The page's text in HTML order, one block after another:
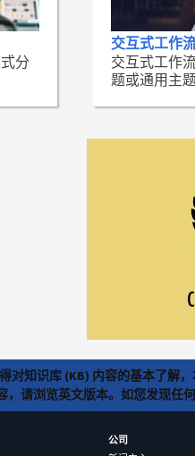
分
交互式工作
交互式工作
题或通用主
对知识库 (KB) 内容的基本了解
，请浏览英文版本。如您发现任
公司